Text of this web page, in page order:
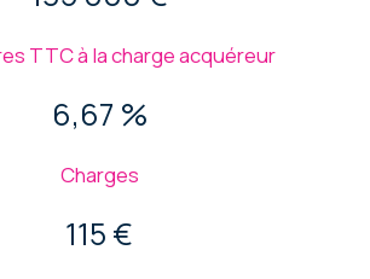
TTC à la charge acquéreur
6,67 %
Charges
115 €